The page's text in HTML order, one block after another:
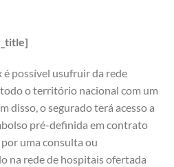
possível usufruir da rede
o território nacional com um
disso, o segurado terá acesso a
pré-definida em contrato
uma consulta ou
na rede de hospitais ofertada